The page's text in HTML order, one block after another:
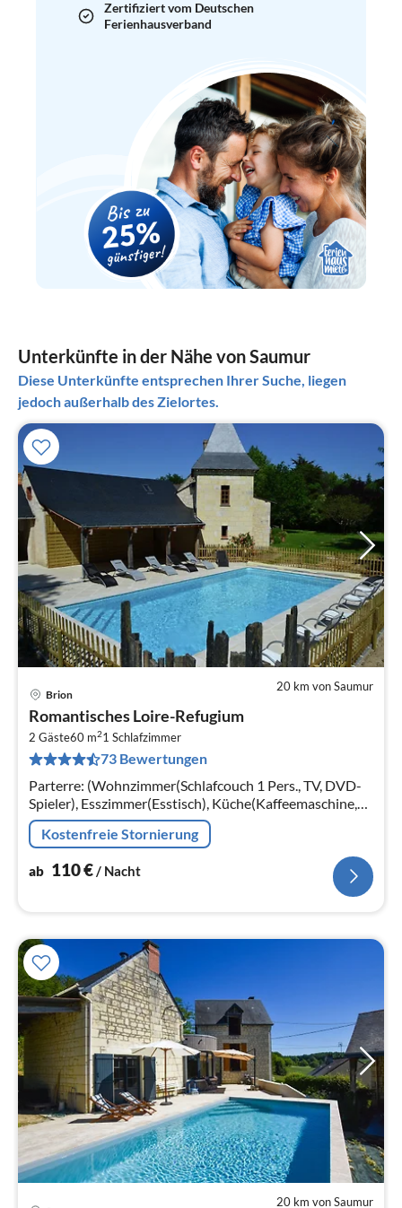
Zertifiziert vom Deutschen
Ferienhausverband
Unterkünfte in der Nähe von Saumur
Diese Unterkünfte entsprechen Ihrer Suche, liegen
jedoch außerhalb des Zielortes.
20 km von Saumur
Brion
Romantisches Loire-Refugium
2 Gäste60 m21 Schlafzimmer
73 Bewertungen
Parterre: (Wohnzimmer(Schlafcouch 1 Pers., TV, DVD-
Spieler), Esszimmer(Esstisch), Küche(Kaffeemaschine,
Backofen, Mikrowelle, Spülmaschine,
Kühl-/Gefrierkombination)
Kostenfreie Stornierung
ab 110€/ Nacht
20 km von Saumur